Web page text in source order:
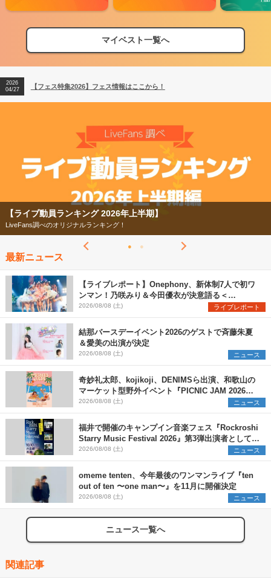
マイベスト一覧へ
【フェス特集2026】フェス情報はここから！
【ライブ動員ランキング】2026年上半期編発表！
2026
04/27
【フェス特集2026】フェス情報はここから！
2026
【ライブ動員ランキング 2026年上半期】
LiveFans調べのオリジナルランキング！
最新ニュース
【ライブレポート】Onephony、新体制7人で初ワ
ンマン！乃咲みり＆今田優衣が決意語る＜
Onephony新体制1st Oneman Live はじまりの夏
＞
2026/08/08 (土) ライブレポート
結那バースデーイベント2026のゲストで斉藤朱夏
＆愛美の出演が決定
2026/08/08 (土) ニュース
奇妙礼太郎、kojikoji、DENIMSら出演、和歌山の
マーケット型野外イベント『PICNIC JAM 2026』
早割チケット発売開始
2026/08/08 (土) ニュース
福井で開催のキャンプイン音楽フェス『Rockroshi
Starry Music Festival 2026』第3弾出演者として
SCOOBIE DO、かりゆし58、Reiを発表
2026/08/08 (土) ニュース
omeme tenten、今年最後のワンマンライブ『ten
out of ten 〜one man〜』を11月に開催決定
2026/08/08 (土) ニュース
ニュース一覧へ
関連記事